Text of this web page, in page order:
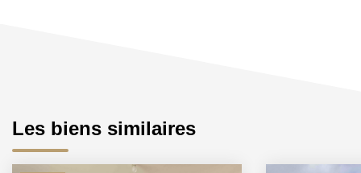
Les biens similaires